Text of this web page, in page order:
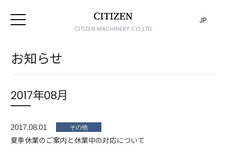
CITIZEN MACHINERY CO.,LTD.
JP
お知らせ
2017年08月
2017.08.01
夏季休業のご案内と休業中の対応について